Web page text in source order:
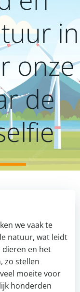
in
onze
de
we vaak te
natuur, wat leidt
en het
zo stellen
moeite voor
honderden